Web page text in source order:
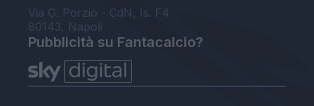
Via G. Porzio - CdN, Is. F4
80143, Napoli
Pubblicità su Fantacalcio?